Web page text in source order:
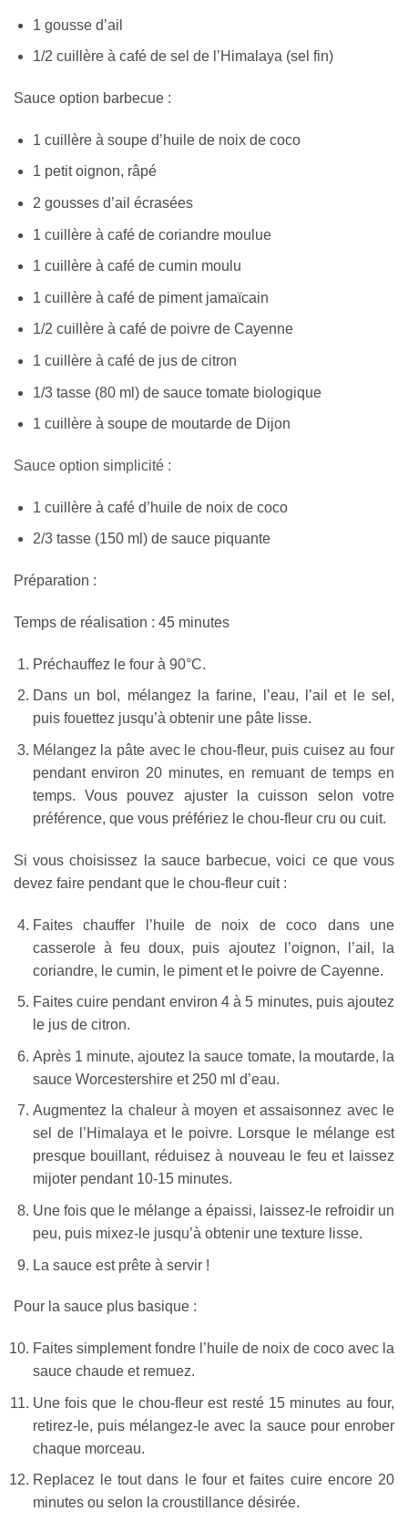
1 gousse d’ail
1/2 cuillère à café de sel de l’Himalaya (sel fin)
Sauce option barbecue :
1 cuillère à soupe d’huile de noix de coco
1 petit oignon, râpé
2 gousses d’ail écrasées
1 cuillère à café de coriandre moulue
1 cuillère à café de cumin moulu
1 cuillère à café de piment jamaïcain
1/2 cuillère à café de poivre de Cayenne
1 cuillère à café de jus de citron
1/3 tasse (80 ml) de sauce tomate biologique
1 cuillère à soupe de moutarde de Dijon
Sauce option simplicité :
1 cuillère à café d’huile de noix de coco
2/3 tasse (150 ml) de sauce piquante
Préparation :
Temps de réalisation : 45 minutes
Préchauffez le four à 90°C.
Dans un bol, mélangez la farine, l’eau, l’ail et le sel,
puis fouettez jusqu’à obtenir une pâte lisse.
Mélangez la pâte avec le chou-fleur, puis cuisez au four
pendant environ 20 minutes, en remuant de temps en
temps. Vous pouvez ajuster la cuisson selon votre
préférence, que vous préfériez le chou-fleur cru ou cuit.
Si vous choisissez la sauce barbecue, voici ce que vous
devez faire pendant que le chou-fleur cuit :
Faites chauffer l’huile de noix de coco dans une
casserole à feu doux, puis ajoutez l’oignon, l’ail, la
coriandre, le cumin, le piment et le poivre de Cayenne.
Faites cuire pendant environ 4 à 5 minutes, puis ajoutez
le jus de citron.
Après 1 minute, ajoutez la sauce tomate, la moutarde, la
sauce Worcestershire et 250 ml d’eau.
Augmentez la chaleur à moyen et assaisonnez avec le
sel de l’Himalaya et le poivre. Lorsque le mélange est
presque bouillant, réduisez à nouveau le feu et laissez
mijoter pendant 10-15 minutes.
Une fois que le mélange a épaissi, laissez-le refroidir un
peu, puis mixez-le jusqu’à obtenir une texture lisse.
La sauce est prête à servir !
Pour la sauce plus basique :
Faites simplement fondre l’huile de noix de coco avec la
sauce chaude et remuez.
Une fois que le chou-fleur est resté 15 minutes au four,
retirez-le, puis mélangez-le avec la sauce pour enrober
chaque morceau.
Replacez le tout dans le four et faites cuire encore 20
minutes ou selon la croustillance désirée.